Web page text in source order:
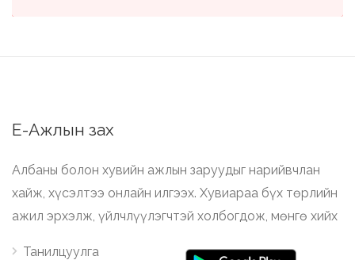
Е-Ажлын зах
Албаны болон хувийн ажлын заруудыг нарийвчлан
хайж, хүсэлтээ онлайн илгээх. Хувиараа бүх төрлийн
ажил эрхэлж, үйлчлүүлэгчтэй холбогдож, мөнгө хийх
Танилцуулга